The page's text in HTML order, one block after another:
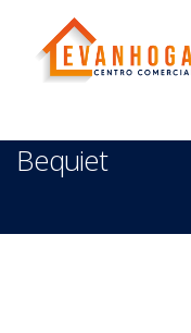
Bequiet